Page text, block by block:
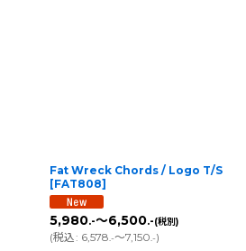
Fat Wreck Chords / Logo T/S
[FAT808]
5,980.-～6,500.-(税別)
(税込: 6,578 .-～7,150 .-)